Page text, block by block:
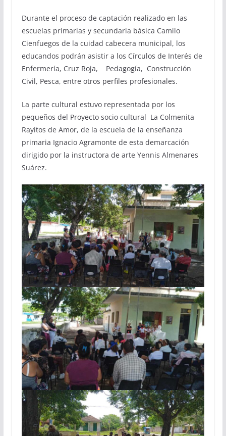
Durante el proceso de captación realizado en las
escuelas primarias y secundaria básica Camilo
Cienfuegos de la cuidad cabecera municipal, los
educandos podrán asistir a los Círculos de Interés de
Enfermería, Cruz Roja, Pedagogía, Construcción
Civil, Pesca, entre otros perfiles profesionales.
La parte cultural estuvo representada por los
pequeños del Proyecto socio cultural La Colmenita
Rayitos de Amor, de la escuela de la enseñanza
primaria Ignacio Agramonte de esta demarcación
dirigido por la instructora de arte Yennis Almenares
Suárez.